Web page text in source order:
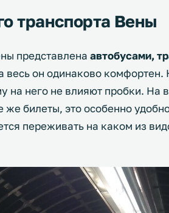
транспорта Вены
представлена автобусами,
весь он одинаково
на него не влияют пробки. На
же билеты, это особенно
переживать на каком из